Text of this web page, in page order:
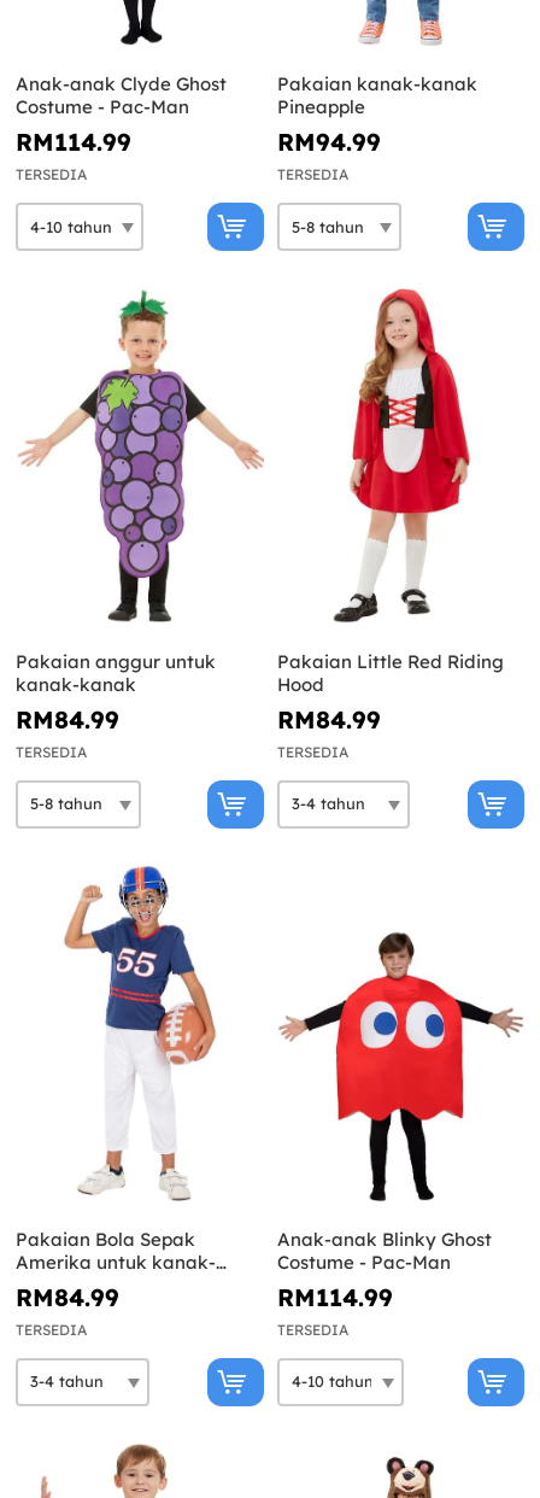
Anak-anak Clyde Ghost
Costume - Pac-Man
RM114.99
TERSEDIA
Pakaian kanak-kanak
Pineapple
RM94.99
TERSEDIA
Pakaian anggur untuk
kanak-kanak
RM84.99
TERSEDIA
Pakaian Little Red Riding
Hood
RM84.99
TERSEDIA
Pakaian Bola Sepak
Amerika untuk kanak-
kanak
RM84.99
TERSEDIA
Anak-anak Blinky Ghost
Costume - Pac-Man
RM114.99
TERSEDIA